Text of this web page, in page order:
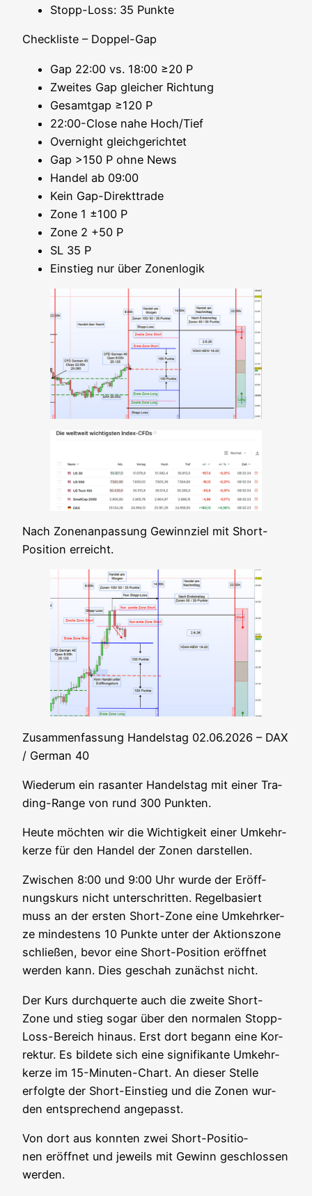
Stopp-Loss: 35 Punkte
Check­lis­te – Doppel-Gap
Gap 22:00 vs. 18:00 ≥20 P
Zwei­tes Gap glei­cher Richtung
Gesamt­gap ≥120 P
22:00-Close nahe Hoch/Tief
Over­night gleichgerichtet
Gap >150 P ohne News
Han­del ab 09:00
Kein Gap-Direkt­tra­de
Zone 1 ±100 P
Zone 2 +50 P
SL 35 P
Ein­stieg nur über Zonenlogik
Nach Zonen­an­pas­sung Gewinn­ziel mit Short-
Posi­ti­on erreicht.
Zusam­men­fas­sung Han­dels­tag 02.06.2026 – DAX
/ Ger­man 40
Wie­der­um ein rasan­ter Han­dels­tag mit einer Tra­
ding-Ran­ge von rund 300 Punkten.
Heu­te möch­ten wir die Wich­tig­keit einer Umkehr­
ker­ze für den Han­del der Zonen darstellen.
Zwi­schen 8:00 und 9:00 Uhr wur­de der Eröff­
nungs­kurs nicht unter­schrit­ten. Regel­ba­siert
muss an der ers­ten Short-Zone eine Umkehr­ker­
ze min­des­tens 10 Punk­te unter der Akti­ons­zo­ne
schlie­ßen, bevor eine Short-Posi­ti­on eröff­net
wer­den kann. Dies geschah zunächst nicht.
Der Kurs durch­quer­te auch die zwei­te Short-
Zone und stieg sogar über den nor­ma­len Stopp-
Loss-Bereich hin­aus. Erst dort begann eine Kor­
rek­tur. Es bil­de­te sich eine signi­fi­kan­te Umkehr­
ker­ze im 15-Minu­ten-Chart. An die­ser Stel­le
erfolg­te der Short-Ein­stieg und die Zonen wur­
den ent­spre­chend angepasst.
Von dort aus konn­ten zwei Short-Posi­tio­
nen eröff­net und jeweils mit Gewinn geschlos­sen
werden.